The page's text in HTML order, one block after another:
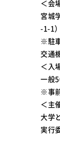
＜会
宮城
-1-1）
※駐
交通
＜入
一般
※事
＜主
大学
実行